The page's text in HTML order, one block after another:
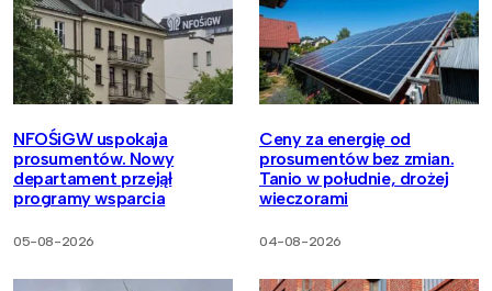
NFOŚiGW uspokaja
prosumentów. Nowy
departament przejął
programy wsparcia
05-08-2026
Ceny za energię od
prosumentów bez zmian.
Tanio w południe, drożej
wieczorami
04-08-2026